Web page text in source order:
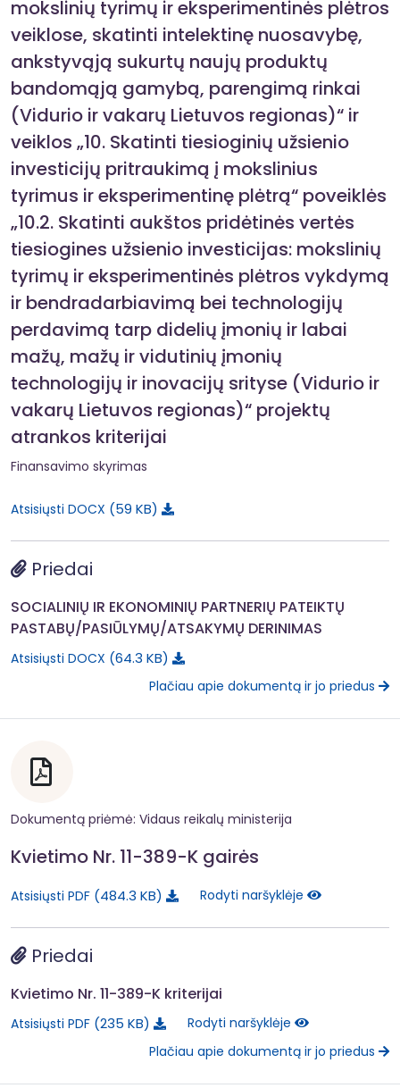
mokslinių tyrimų ir eksperimentinės plėtros
veiklose, skatinti intelektinę nuosavybę,
ankstyvąją sukurtų naujų produktų
bandomąją gamybą, parengimą rinkai
(Vidurio ir vakarų Lietuvos regionas)“ ir
veiklos „10. Skatinti tiesioginių užsienio
investicijų pritraukimą į mokslinius
tyrimus ir eksperimentinę plėtrą“ poveiklės
„10.2. Skatinti aukštos pridėtinės vertės
tiesiogines užsienio investicijas: mokslinių
tyrimų ir eksperimentinės plėtros vykdymą
ir bendradarbiavimą bei technologijų
perdavimą tarp didelių įmonių ir labai
mažų, mažų ir vidutinių įmonių
technologijų ir inovacijų srityse (Vidurio ir
vakarų Lietuvos regionas)“ projektų
atrankos kriterijai
Finansavimo skyrimas
Atsisiųsti DOCX 59 KB
Priedai
SOCIALINIŲ IR EKONOMINIŲ PARTNERIŲ PATEIKTŲ
PASTABŲ/PASIŪLYMŲ/ATSAKYMŲ DERINIMAS
Atsisiųsti DOCX 64.3 KB
Plačiau apie dokumentą ir jo priedus
Dokumentą priėmė: Vidaus reikalų ministerija
Kvietimo Nr. 11-389-K gairės
Atsisiųsti PDF 484.3 KB Rodyti naršyklėje
Priedai
Kvietimo Nr. 11-389-K kriterijai
Atsisiųsti PDF 235 KB
Rodyti naršyklėje
Plačiau apie dokumentą ir jo priedus